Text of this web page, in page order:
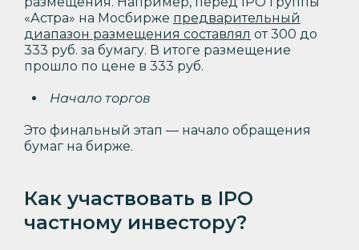
«Астра» на Мосбирже предварительный
диапазон размещения составлял от 300 до
333 руб. за бумагу. В итоге размещение
прошло по цене в 333 руб.
Начало торгов
Это финальный этап — начало обращения
бумаг на бирже.
Как участвовать в IPO
частному инвестору?